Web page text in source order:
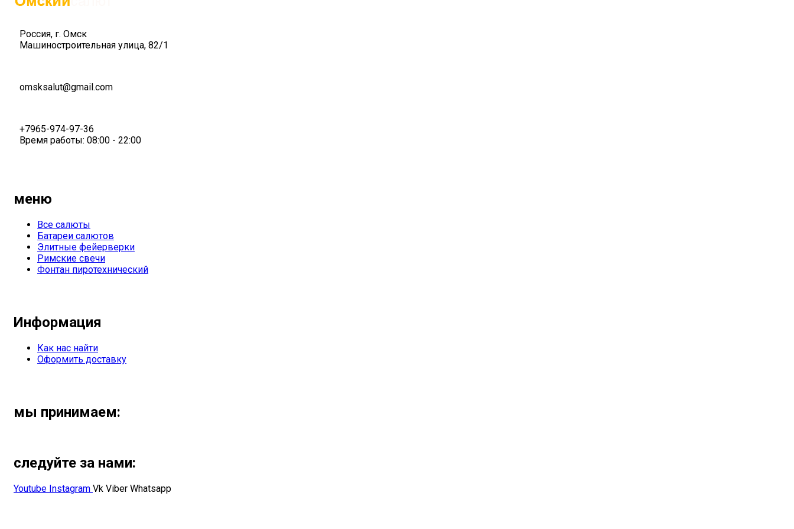
Россия, г. Омск
Машиностроительная улица, 82/1
omsksalut@gmail.com
+7965-974-97-36
Время работы: 08:00 - 22:00
меню
Все салюты
Батареи салютов
Элитные фейерверки
Римские свечи
Фонтан пиротехнический
Информация
Как нас найти
Оформить доставку
мы принимаем:
следуйте за нами:
Youtube Instagram Vk Viber Whatsapp